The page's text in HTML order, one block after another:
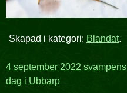
Skapad i kategori: Blandat.
Inläggsnavigering
4 september 2022 svampens
dag i Ubbarp